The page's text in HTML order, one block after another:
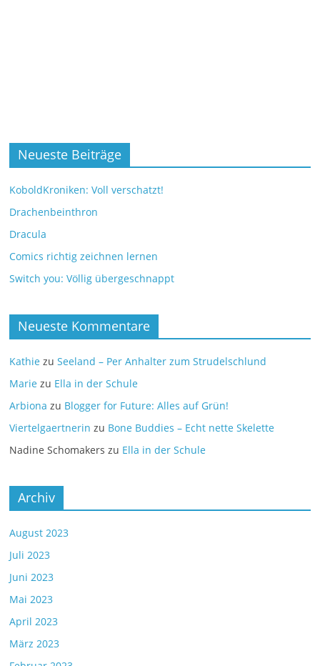
Neueste Beiträge
KoboldKroniken: Voll verschatzt!
Drachenbeinthron
Dracula
Comics richtig zeichnen lernen
Switch you: Völlig übergeschnappt
Neueste Kommentare
Kathie zuSeeland – Per Anhalter zum Strudelschlund
Marie zu Ella in der Schule
Arbiona zu Blogger for Future: Alles auf Grün!
Viertelgaertnerin zu Bone Buddies – Echt nette Skelette
Nadine Schomakers zu Ella in der Schule
Archiv
August 2023
Juli 2023
Juni 2023
Mai 2023
April 2023
März 2023